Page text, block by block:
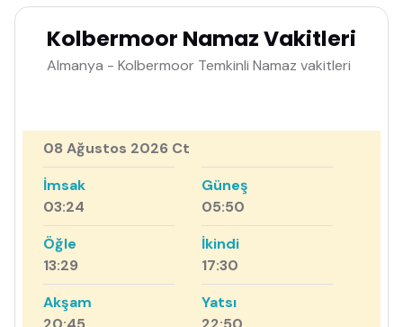
Kolbermoor Namaz Vakitleri
Almanya - Kolbermoor Temkinli Namaz vakitleri
08 Ağustos 2026 Ct
İmsak
03:24
Güneş
05:50
Öğle
13:29
İkindi
17:30
Akşam
Yatsı